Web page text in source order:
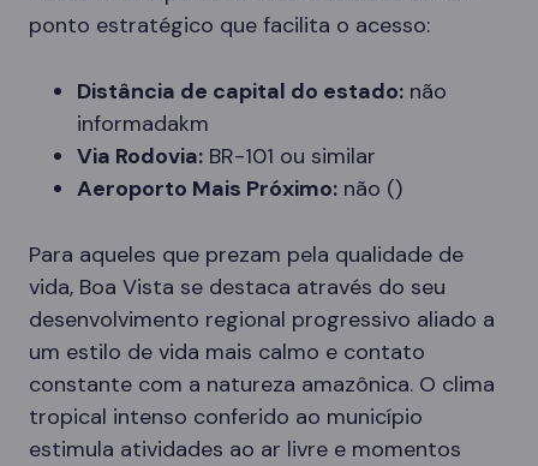
ponto estratégico que facilita o acesso:
Distância de capital do estado: não
informadakm
Via Rodovia: BR-101 ou similar
Aeroporto Mais Próximo: não ()
Para aqueles que prezam pela qualidade de
vida, Boa Vista se destaca através do seu
desenvolvimento regional progressivo aliado a
um estilo de vida mais calmo e contato
constante com a natureza amazônica. O clima
tropical intenso conferido ao município
estimula atividades ao ar livre e momentos